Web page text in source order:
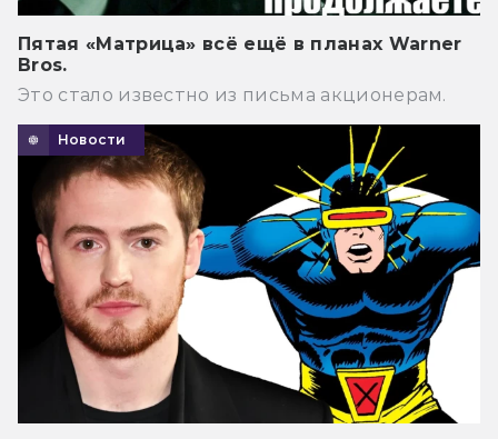
Пятая «Матрица» всё ещё в планах Warner
Bros.
Это стало известно из письма акционерам.
Новости